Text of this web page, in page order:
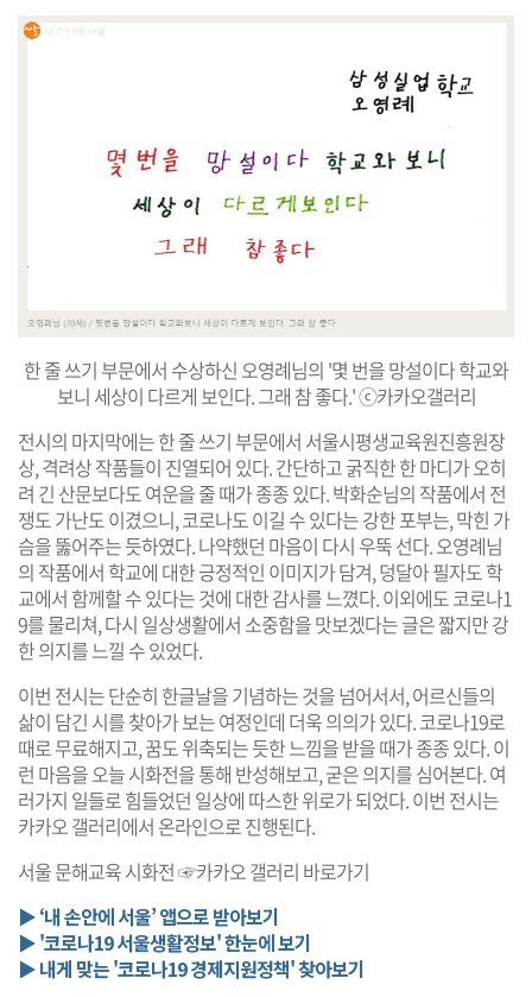
한 줄 쓰기 부문에서 수상하신 오영례님의 '몇 번을 망설이다 학교와
보니 세상이 다르게 보인다. 그래 참 좋다.' ⓒ카카오갤러리
전시의 마지막에는 한 줄 쓰기 부문에서 서울시평생교육원진흥원장
상, 격려상 작품들이 진열되어 있다. 간단하고 굵직한 한 마디가 오히
려 긴 산문보다도 여운을 줄 때가 종종 있다. 박화순님의 작품에서 전
쟁도 가난도 이겼으니, 코로나도 이길 수 있다는 강한 포부는, 막힌 가
슴을 뚫어주는 듯하였다. 나약했던 마음이 다시 우뚝 선다. 오영례님
의 작품에서 학교에 대한 긍정적인 이미지가 담겨, 덩달아 필자도 학
교에서 함께할 수 있다는 것에 대한 감사를 느꼈다. 이외에도 코로나1
9를 물리쳐, 다시 일상생활에서 소중함을 맛보겠다는 글은 짧지만 강
한 의지를 느낄 수 있었다.
이번 전시는 단순히 한글날을 기념하는 것을 넘어서서, 어르신들의
삶이 담긴 시를 찾아가 보는 여정인데 더욱 의의가 있다. 코로나19로
때로 무료해지고, 꿈도 위축되는 듯한 느낌을 받을 때가 종종 있다. 이
런 마음을 오늘 시화전을 통해 반성해보고, 굳은 의지를 심어본다. 여
러가지 일들로 힘들었던 일상에 따스한 위로가 되었다. 이번 전시는
카카오 갤러리에서 온라인으로 진행된다.
서울 문해교육 시화전☞카카오 갤러리 바로가기
▶ ‘내 손안에 서울’ 앱으로 받아보기
▶ '코로나19 서울생활정보' 한눈에 보기
▶ 내게 맞는 '코로나19 경제지원정책' 찾아보기